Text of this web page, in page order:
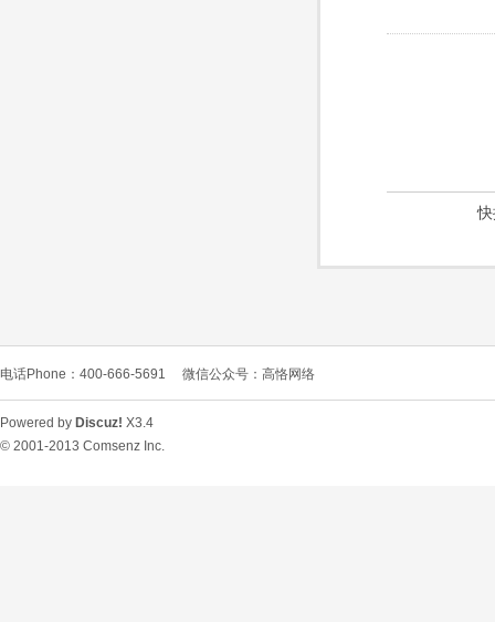
电话Phone：400-666-5691 微信公众号：高恪网络
Powered by Discuz! X3.4
© 2001-2013 Comsenz Inc.